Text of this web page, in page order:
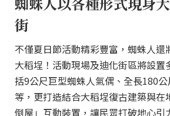
街
不僅夏日節活動精彩豐富，蜘蛛人還
大稻埕！活動現場及迪化街區將設置
括9公尺巨型蜘蛛人氣偶、全長180
等，更打造結合大稻埕復古建築與在
倒屋」互動裝置，讓民眾打破地心引